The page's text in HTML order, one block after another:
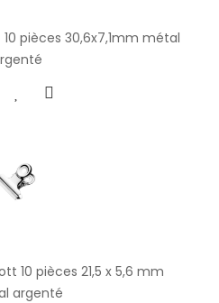
pièces 30,6x7,1mm métal
10 pièces 21,5 x 5,6 mm
argenté